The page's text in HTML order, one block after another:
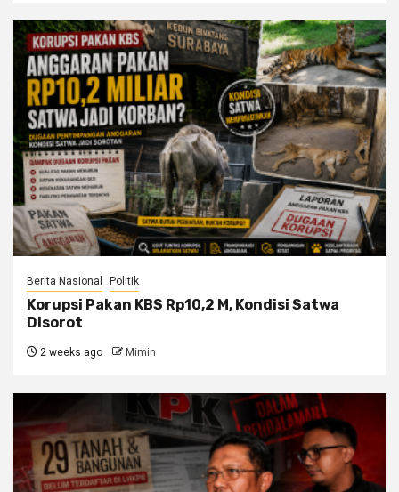
Berita Nasional Politik
Korupsi Pakan KBS Rp10,2 M, Kondisi Satwa
Disorot
2 weeks ago Mimin